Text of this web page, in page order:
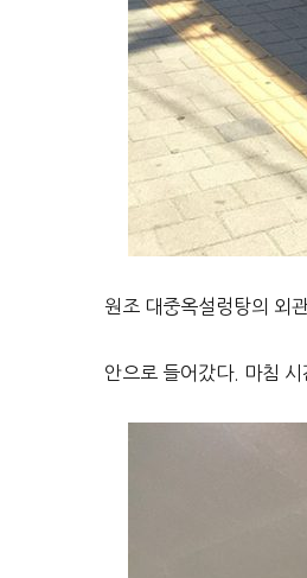
원조 대중옥설렁탕의 외
안으로 들어갔다. 마침